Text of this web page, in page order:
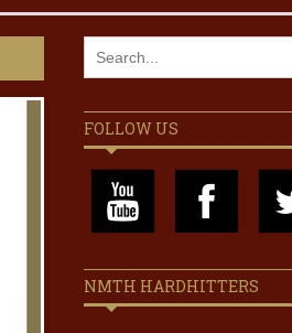
FOLLOW US
NMTH HARDHITTERS